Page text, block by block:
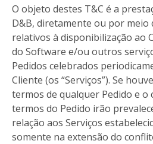
O objeto destes T&C é a
D&B, diretamente ou por meio
relativos à disponibilização ao
do Software e/ou outros
Pedidos celebrados
Cliente (os “Serviços”). Se
termos de qualquer Pedido e o
termos do Pedido irão
relação aos Serviços
somente na extensão do